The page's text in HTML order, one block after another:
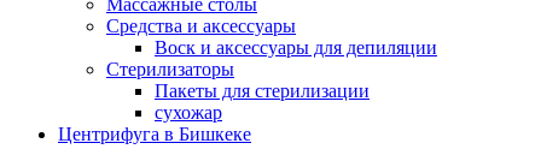
Массажные столы
Средства и аксессуары
Воск и аксессуары для депиляции
Стерилизаторы
Пакеты для стерилизации
сухожар
Центрифуга в Бишкеке